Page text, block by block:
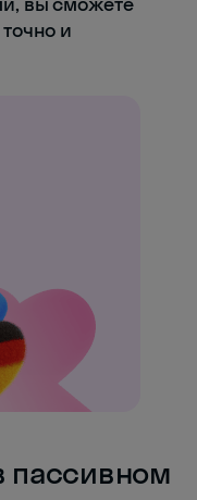
и
пассивном